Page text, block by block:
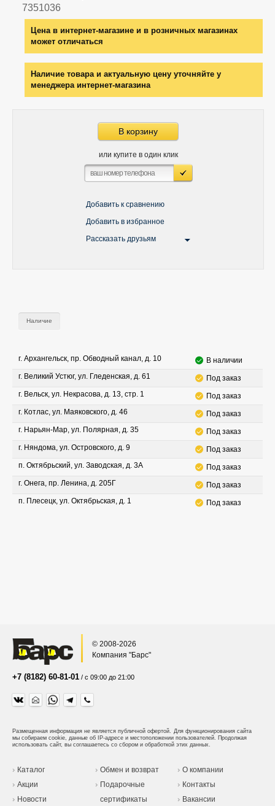
7351036
Цена в интернет-магазине и в розничных магазинах
может отличаться
Наличие товара и актуальную цену уточняйте у
менеджера интернет-магазина
В корзину
или купите в один клик
Добавить к сравнению
Добавить в избранное
Рассказать друзьям
Наличие
г. Архангельск, пр. Обводный канал, д. 10
В наличии
г. Великий Устюг, ул. Гледенская, д. 61
Под заказ
г. Вельск, ул. Некрасова, д. 13, стр. 1
Под заказ
г. Котлас, ул. Маяковского, д. 46
Под заказ
г. Нарьян-Мар, ул. Полярная, д. 35
Под заказ
г. Няндома, ул. Островского, д. 9
Под заказ
п. Октябрьский, ул. Заводская, д. 3А
Под заказ
г. Онега, пр. Ленина, д. 205Г
Под заказ
п. Плесецк, ул. Октябрьская, д. 1
Под заказ
© 2008-2026
Компания "Барс"
+7 (8182) 60-81-01 / с 09:00 до 21:00
Размещенная информация не является публичной офертой. Для функционирования сайта
мы собираем cookie, данные об IP-адресе и местоположении пользователей. Продолжая
использовать сайт, вы соглашаетесь со сбором и обработкой этих данных.
Каталог
Акции
Новости
Обмен и возврат
Подарочные
сертификаты
О компании
Контакты
Вакансии